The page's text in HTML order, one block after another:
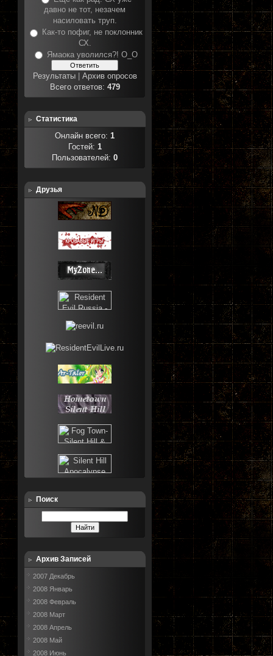
давно не тот, незачем
насиловать труп.
Как-то пофиг, не поклонник
СХ.
Ямаока уволился?! О_О
Результаты| Архив опросов
Всего ответов: 479
Статистика
Онлайн всего:1
Гостей: 1
Пользователей:0
Друзья
Поиск
Архив Записей
2007 Декабрь
2008 Январь
2008 Февраль
2008 Март
2008 Апрель
2008 Май
2008 Июнь